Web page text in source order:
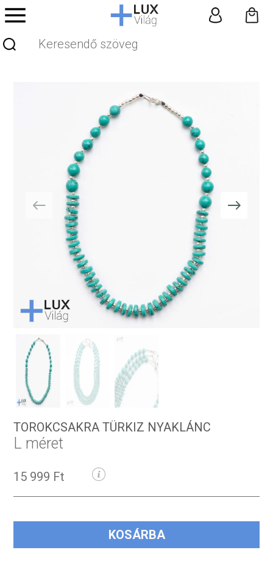
TOROKCSAKRA TÜRKIZ NYAKLÁNC
L méret
15 999 Ft
KOSÁRBA